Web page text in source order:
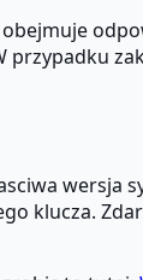
przypadku
wersja
klucza.